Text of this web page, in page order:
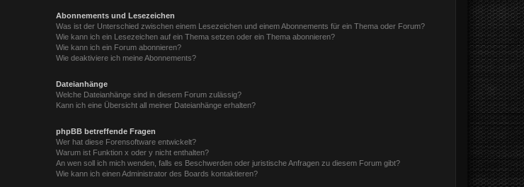
Abonnements und Lesezeichen
Was ist der Unterschied zwischen einem Lesezeichen und einem Abonnements für ein Thema oder Forum?
Wie kann ich ein Lesezeichen auf ein Thema setzen oder ein Thema abonnieren?
Wie kann ich ein Forum abonnieren?
Wie deaktiviere ich meine Abonnements?
Dateianhänge
Welche Dateianhänge sind in diesem Forum zulässig?
Kann ich eine Übersicht all meiner Dateianhänge erhalten?
phpBB betreffende Fragen
Wer hat diese Forensoftware entwickelt?
Warum ist Funktion x oder y nicht enthalten?
An wen soll ich mich wenden, falls es Beschwerden oder juristische Anfragen zu diesem Forum gibt?
Wie kann ich einen Administrator des Boards kontaktieren?